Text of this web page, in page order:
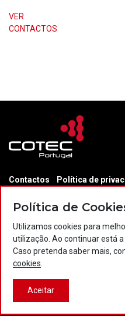
VER
CONTACTOS
Contactos Política de
© 2026 COTEC Portugal.
Plataforma co-financiada por:
Desenvolvido por:
Política de
Utilizamos cookies para
utilização. Ao continuar está
Caso pretenda saber mais,
cookies
Aceitar